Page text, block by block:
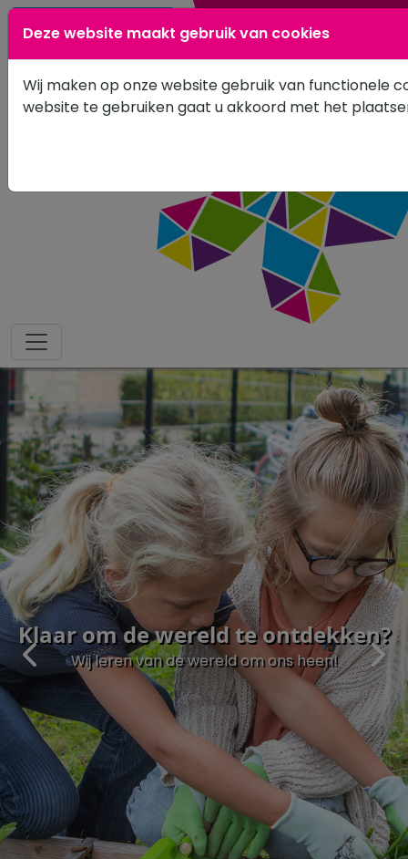
0183 601502
Klaar om de wereld te ontdekken?
Wij leren van de wereld om ons heen!
Samen leren, spelen en jezelf
ontwikkelen
Op de Vlindertuin ontpop je op eigen wijze!
Leren doe je op een veilige plek
Bij ons zit je goed in je vel!
Deze website maakt gebruik van cookies
Wij maken op onze website gebruik van functionele
website te gebruiken gaat u akkoord met het